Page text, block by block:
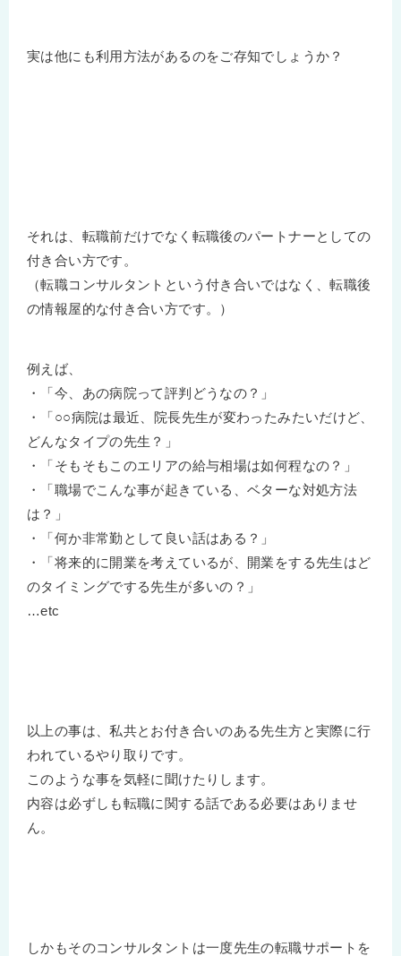
実は他にも利用方法があるのをご存知でしょうか？
それは、転職前だけでなく転職後のパートナーとしての
付き合い方です。
（転職コンサルタントという付き合いではなく、転職後
の情報屋的な付き合い方です。）
例えば、
・「今、あの病院って評判どうなの？」
・「○○病院は最近、院長先生が変わったみたいだけど、
どんなタイプの先生？」
・「そもそもこのエリアの給与相場は如何程なの？」
・「職場でこんな事が起きている、ベターな対処方法
は？」
・「何か非常勤として良い話はある？」
・「将来的に開業を考えているが、開業をする先生はど
のタイミングでする先生が多いの？」
…etc
以上の事は、私共とお付き合いのある先生方と実際に行
われているやり取りです。
このような事を気軽に聞けたりします。
内容は必ずしも転職に関する話である必要はありませ
ん。
しかもそのコンサルタントは一度先生の転職サポートを